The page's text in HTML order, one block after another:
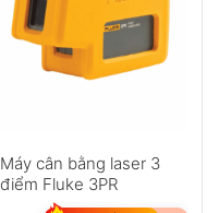
Máy cân bằng laser 3
điểm Fluke 3PR